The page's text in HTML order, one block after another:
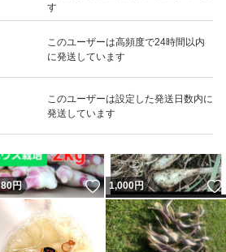
めにお召し上がりください
す
このユーザーは高頻度で24時間以内
に発送しています
このユーザーは設定した発送日数内に
発送しています
いいね！
1,280
ね！
円 いいね！
1,000円